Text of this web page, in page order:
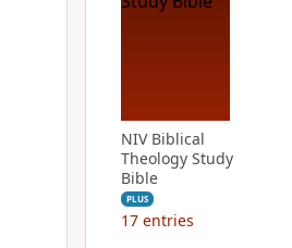
NIV Biblical
Theology Study
Bible
PLUS
17 entries